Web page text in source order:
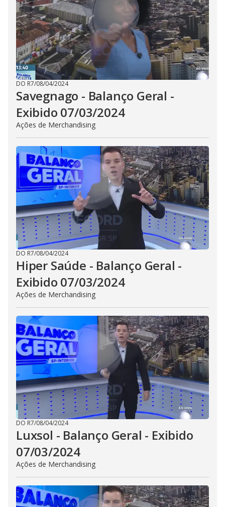
DO R7/08/04/2024
Savegnago - Balanço Geral -
Exibido 07/03/2024
Ações de Merchandising
DO R7/08/04/2024
Hiper Saúde - Balanço Geral -
Exibido 07/03/2024
Ações de Merchandising
DO R7/08/04/2024
Luxsol - Balanço Geral - Exibido
07/03/2024
Ações de Merchandising